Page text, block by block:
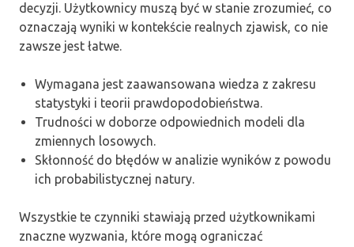
decyzji. Użytkownicy muszą być w stanie zrozumieć, co
oznaczają wyniki w kontekście realnych zjawisk, co nie
zawsze jest łatwe.
Wymagana jest zaawansowana wiedza z zakresu
statystyki i teorii prawdopodobieństwa.
Trudności w doborze odpowiednich modeli dla
zmiennych losowych.
Skłonność do błędów w analizie wyników z powodu
ich probabilistycznej natury.
Wszystkie te czynniki stawiają przed użytkownikami
znaczne wyzwania, które mogą ograniczać